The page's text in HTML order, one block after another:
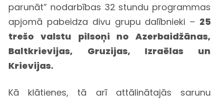
parunāt” nodarbības 32 stundu programmas
apjomā pabeidza divu grupu dalībnieki – 25
trešo valstu pilsoņi no Azerbaidžānas,
Baltkrievijas, Gruzijas, Izraēlas un
Krievijas.
Kā klātienes, tā arī attālinātajās sarunu